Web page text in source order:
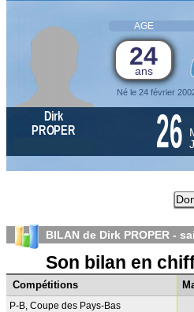
AGE
24
ans
Né le 24 février
Dirk
PROPER
26
BILAN de Dirk PROPER -
Son bilan en
Compétitions
P-B, Coupe des Pays-Bas